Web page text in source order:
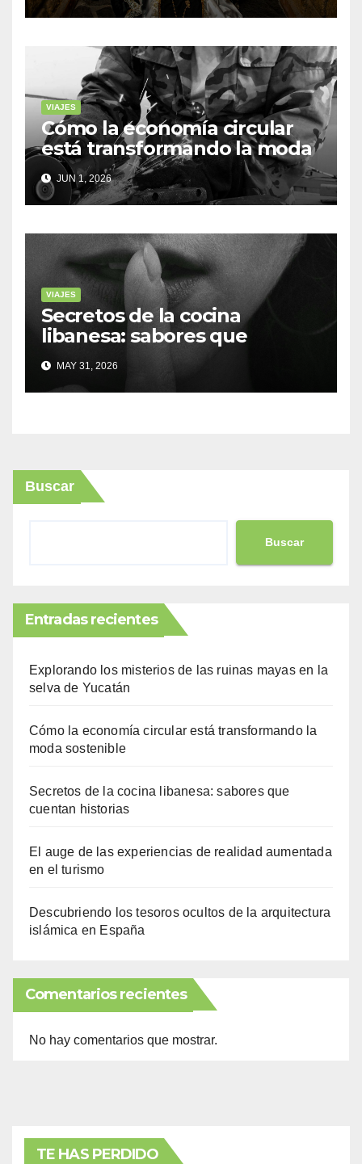
VIAJES
Cómo la economía circular
está transformando la moda
sostenible
JUN 1, 2026
VIAJES
Secretos de la cocina
libanesa: sabores que
cuentan historias
MAY 31, 2026
Buscar
Buscar
Entradas recientes
Explorando los misterios de las ruinas mayas en la
selva de Yucatán
Cómo la economía circular está transformando la
moda sostenible
Secretos de la cocina libanesa: sabores que
cuentan historias
El auge de las experiencias de realidad aumentada
en el turismo
Descubriendo los tesoros ocultos de la arquitectura
islámica en España
Comentarios recientes
No hay comentarios que mostrar.
TE HAS PERDIDO